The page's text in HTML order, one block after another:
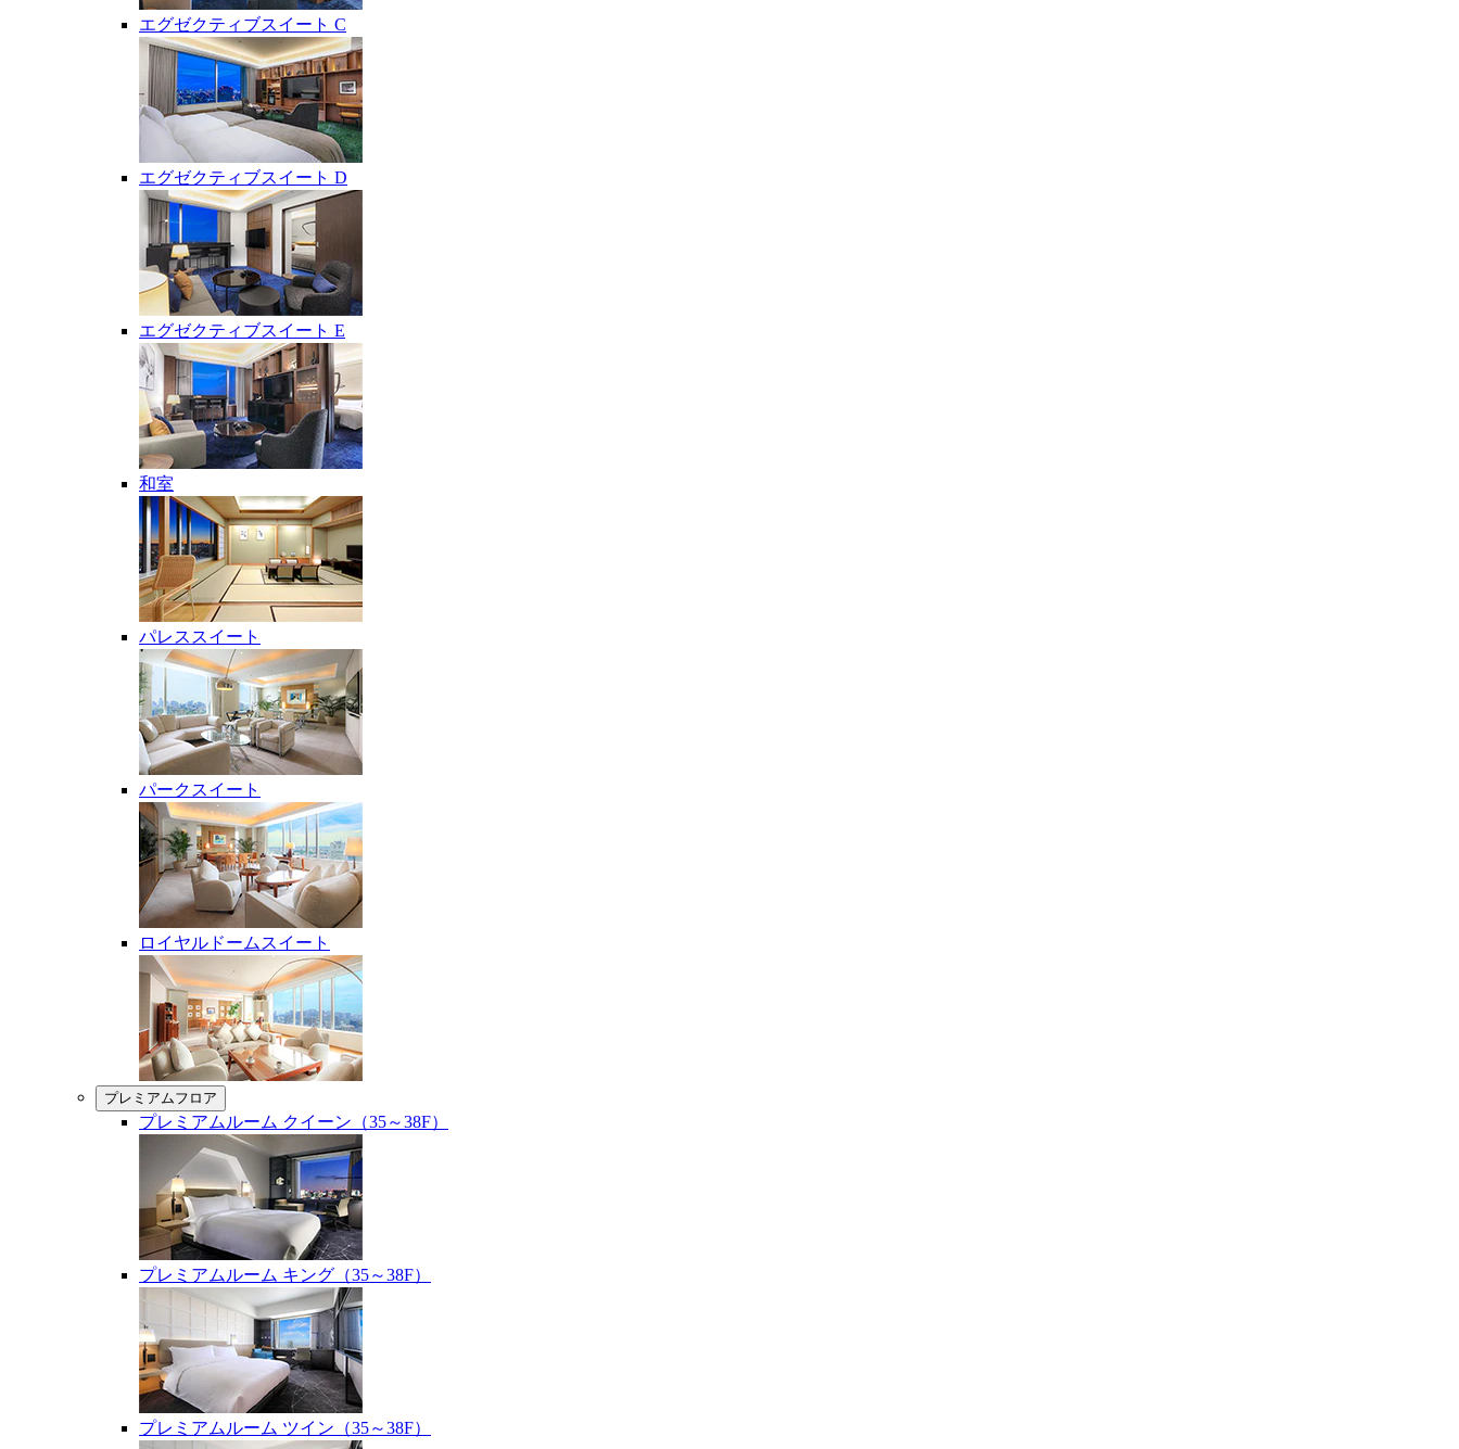
エグゼクティブスイート C
エグゼクティブスイート D
エグゼクティブスイート E
和室
パレススイート
パークスイート
ロイヤルドームスイート
プレミアムフロア
プレミアムルーム クイーン（35～38F）
プレミアムルーム キング（35～38F）
プレミアムルーム ツイン（35～38F）